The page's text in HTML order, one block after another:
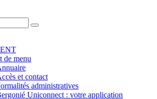
de menu
et contact
administratives
Uniconnect : votre application